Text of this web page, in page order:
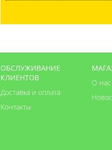
ОБСЛУЖИВАНИЕ
КЛИЕНТОВ
Доставка и оплата
Контакты
О нас